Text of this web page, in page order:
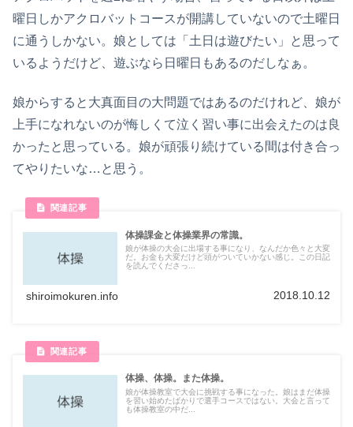
曜日しかアクロバットコースが開講していないので土曜日
に通うしかない。娘としては「土日は遊びたい」と思って
いるようだけど、遊ぶなら日曜日もあるのだしなぁ。
娘からすると大真面目の大問題ではあるのだけれど、娘が
上手になれないのが悔しくて泣く習い事に出会えたのは良
かったと思っている。娘が頑張り続けている間は付き合っ
てやりたいな…と思う。
体操課金と体操業界の常識。
娘が体操の大会に出場する事になり、なんだか色々と大変
だ。お金も大変だけど頭がついていかない感じ。この日記
を読んでくださっ...
shiroimokuren.info 2018.10.12
体操、体操。また体操。
娘が体操教室で大会に挑戦する事になった。娘はまだ体操
を習い始めたばかりで選手コースではない。大会と言って
も体操教室の中だ...